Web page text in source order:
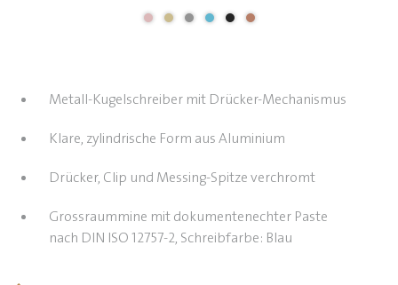
Metall-Kugelschreiber mit Drücker-Mechanismus
Klare, zylindrische Form aus Aluminium
Drücker, Clip und Messing-Spitze verchromt
Grossraummine mit dokumentenechter Paste
nach DIN ISO 12757-2, Schreibfarbe: Blau